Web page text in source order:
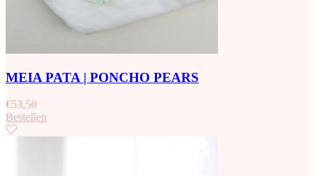
MEIA PATA | PONCHO PEARS
€53,50
Bestellen